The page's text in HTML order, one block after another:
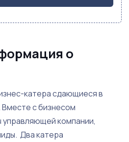
о
катера сдающиеся в
с бизнесом
компании,
Два катера